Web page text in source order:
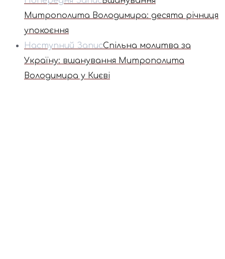
Митрополита Володимира: десята річниця
упокоєння
Наступний ЗаписСпільна молитва за
Україну: вшанування Митрополита
Володимира у Києві